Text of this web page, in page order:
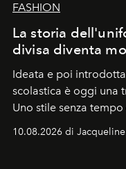
FASHION
La storia
divisa diventa
Ideata e poi
scolastica è oggi una
Uno stile senza
tradizionale e sulla
10.08.2026 di Jacqueline